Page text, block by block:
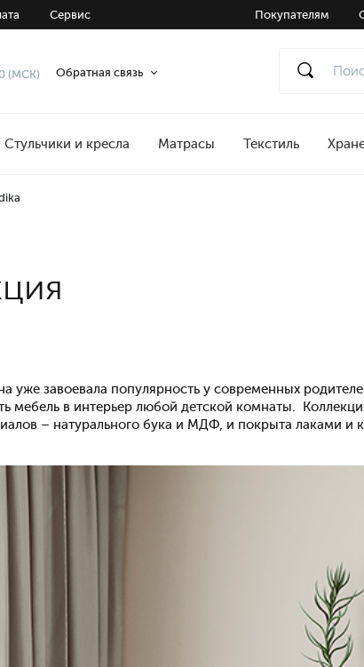
Сервис Покупателям
(МСК)
Обратная связь
Стульчики и кресла Матрасы Текстиль
уже завоевала популярность у современных
мебель в интерьер любой детской комнаты.
– натурального бука и МДФ, и покрыта лаками